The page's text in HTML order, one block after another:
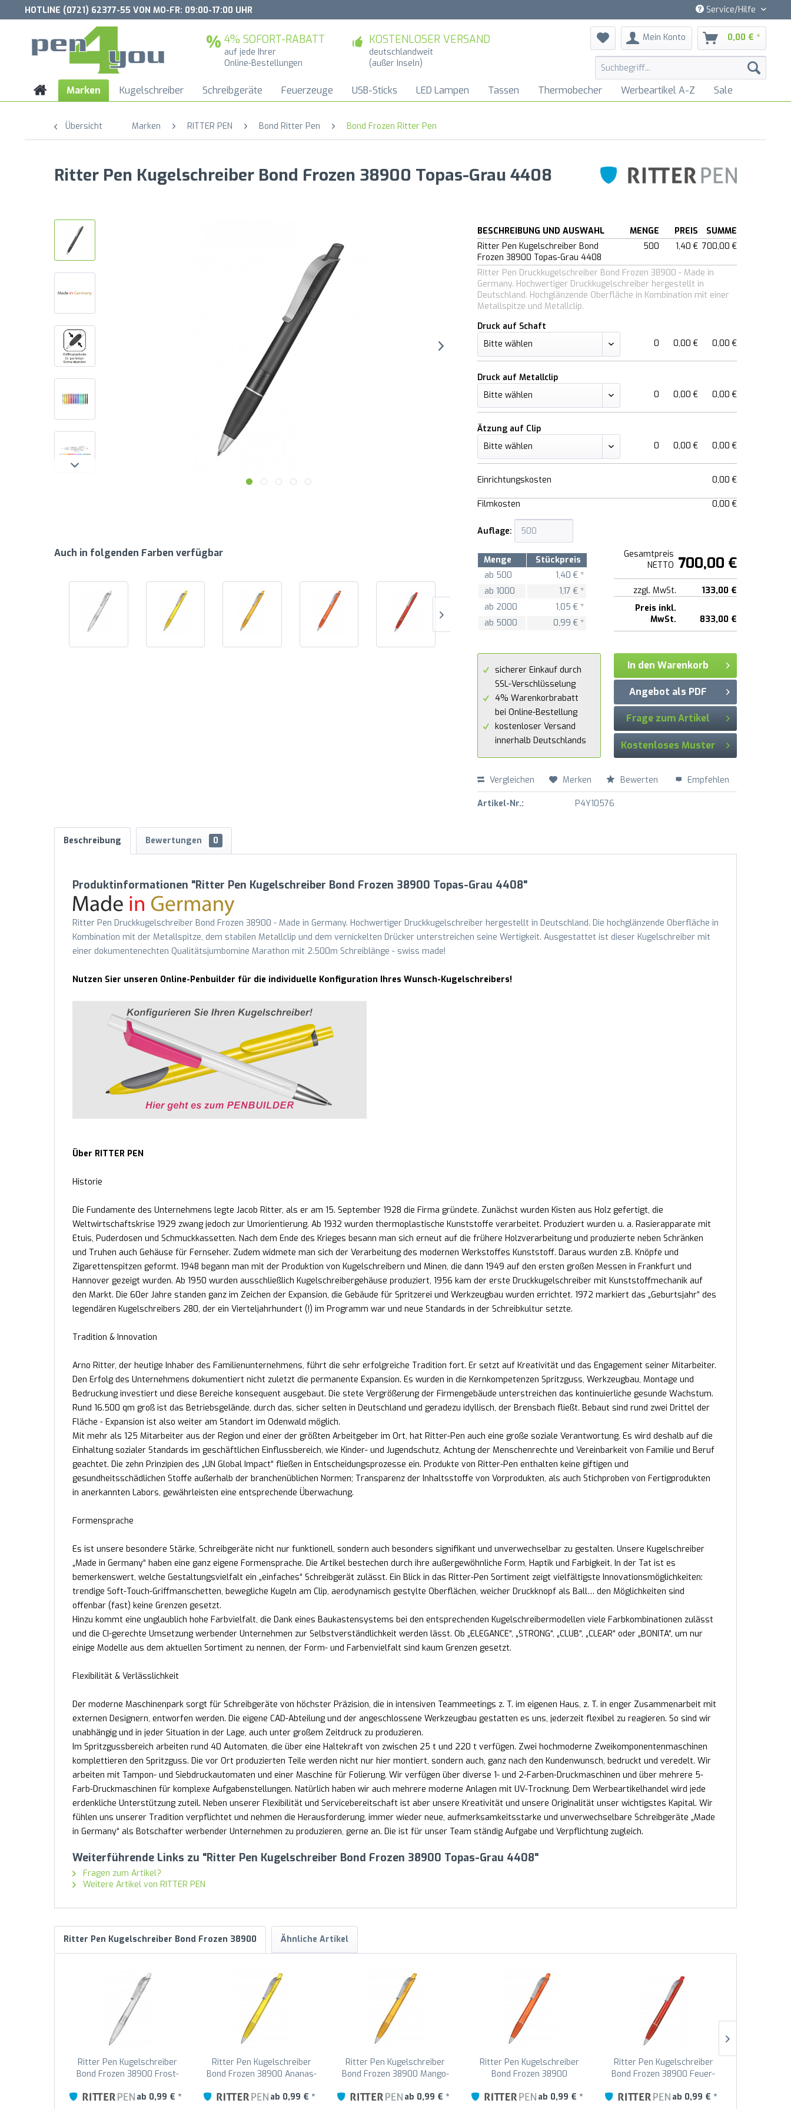
HOTLINE (0721) 62377-55 VON MO-FR: 09:00-17:00 UHR Service/Hilfe
4% SOFORT-RABATT
auf jede Ihrer
Online-Bestellungen
KOSTENLOSER VERSAND
deutschlandweit
(außer Inseln)
Mein Konto 0,00 € *
Marken Kugelschreiber Schreibgeräte Feuerzeuge USB-Sticks LED Lampen Tassen Thermobecher Werbeartikel A-Z Sale
Übersicht Marken RITTER PEN Bond Ritter Pen Bond Frozen Ritter Pen
Ritter Pen Kugelschreiber Bond Frozen 38900 Topas-Grau 4408
Auch in folgenden Farben verfügbar
BESCHREIBUNG UND AUSWAHL MENGE PREIS
SUMME
Ritter Pen Kugelschreiber Bond
Frozen 38900 Topas-Grau 4408
500 1,40 € 700,00 €
Ritter Pen Druckkugelschreiber Bond Frozen 38900 - Made in
Germany. Hochwertiger Druckkugelschreiber hergestellt in
Deutschland. Hochglänzende Oberfläche in Kombination mit einer
Metallspitze und Metallclip.
Druck auf Schaft
0
0,00 € 0,00 €
Druck auf Metallclip
0
0,00 € 0,00 €
Ätzung auf Clip
0
0,00 € 0,00 €
Einrichtungskosten 0,00 €
Filmkosten 0,00 €
Auflage:
Menge
Stückpreis
ab 500
1,40 € *
ab1000
1,17 € *
ab 2000
1,05 € *
ab 5000 0,99 € *
Gesamtpreis
NETTO 700,00 €
zzgl. MwSt.
133,00 €
Preis inkl.
MwSt.
833,00 €
sicherer Einkauf durch
SSL-Verschlüsselung
4% Warenkorbrabatt
bei Online-Bestellung
kostenloser Versand
innerhalb Deutschlands
In den Warenkorb
Angebot als PDF
Frage zum Artikel
Kostenloses Muster
Vergleichen Merken Bewerten Empfehlen
Artikel-Nr.: P4Y10576
Beschreibung Bewertungen 0
Produktinformationen "Ritter Pen Kugelschreiber Bond Frozen 38900 Topas-Grau 4408"
Ritter Pen Druckkugelschreiber Bond Frozen 38900 - Made in Germany. Hochwertiger Druckkugelschreiber hergestellt in Deutschland. Die hochglänzende Oberfläche in
Kombination mit der Metallspitze, dem stabilen Metallclip und dem vernickelten Drücker unterstreichen seine Wertigkeit. Ausgestattet ist dieser Kugelschreiber mit
einer dokumentenechten Qualitätsjumbomine Marathon mit 2.500m Schreiblänge - swiss made!
Nutzen Sier unseren Online-Penbuilder für die individuelle Konfiguration Ihres Wunsch-Kugelschreibers!
Über RITTER PEN
Historie
Die Fundamente des Unternehmens legte Jacob Ritter, als er am 15. September 1928 die Firma gründete. Zunächst wurden Kisten aus Holz gefertigt, die
Weltwirtschaftskrise 1929 zwang jedoch zur Umorientierung. Ab 1932 wurden thermoplastische Kunststoffe verarbeitet. Produziert wurden u. a. Rasierapparate mit
Etuis, Puderdosen und Schmuckkassetten. Nach dem Ende des Krieges besann man sich erneut auf die frühere Holzverarbeitung und produzierte neben Schränken
und Truhen auch Gehäuse für Fernseher. Zudem widmete man sich der Verarbeitung des modernen Werkstoffes Kunststoff. Daraus wurden z.B. Knöpfe und
Zigarettenspitzen geformt. 1948 begann man mit der Produktion von Kugelschreibern und Minen, die dann 1949 auf den ersten großen Messen in Frankfurt und
Hannover gezeigt wurden. Ab 1950 wurden ausschließlich Kugelschreibergehäuse produziert, 1956 kam der erste Druckkugelschreiber mit Kunststoffmechanik auf
den Markt. Die 60er Jahre standen ganz im Zeichen der Expansion, die Gebäude für Spritzerei und Werkzeugbau wurden errichtet. 1972 markiert das „Geburtsjahr“ des
legendären Kugelschreibers 280, der ein Vierteljahrhundert (!) im Programm war und neue Standards in der Schreibkultur setzte.
Tradition & Innovation
Arno Ritter, der heutige Inhaber des Familienunternehmens, führt die sehr erfolgreiche Tradition fort. Er setzt auf Kreativität und das Engagement seiner Mitarbeiter.
Den Erfolg des Unternehmens dokumentiert nicht zuletzt die permanente Expansion. Es wurden in die Kernkompetenzen Spritzguss, Werkzeugbau, Montage und
Bedruckung investiert und diese Bereiche konsequent ausgebaut. Die stete Vergrößerung der Firmengebäude unterstreichen das kontinuierliche gesunde Wachstum.
Rund 16.500 qm groß ist das Betriebsgelände, durch das, sicher selten in Deutschland und geradezu idyllisch, der Brensbach fließt. Bebaut sind rund zwei Drittel der
Fläche - Expansion ist also weiter am Standort im Odenwald möglich.
Mit mehr als 125 Mitarbeiter aus der Region und einer der größten Arbeitgeber im Ort, hat Ritter-Pen auch eine große soziale Verantwortung. Es wird deshalb auf die
Einhaltung sozialer Standards im geschäftlichen Einflussbereich, wie Kinder- und Jugendschutz, Achtung der Menschenrechte und Vereinbarkeit von Familie und Beruf
geachtet. Die zehn Prinzipien des „UN Global Impact“ fließen in Entscheidungsprozesse ein. Produkte von Ritter-Pen enthalten keine giftigen und
gesundheitsschädlichen Stoffe außerhalb der branchenüblichen Normen; Transparenz der Inhaltsstoffe von Vorprodukten, als auch Stichproben von Fertigprodukten
in anerkannten Labors, gewährleisten eine entsprechende Überwachung.
Formensprache
Es ist unsere besondere Stärke, Schreibgeräte nicht nur funktionell, sondern auch besonders signifikant und unverwechselbar zu gestalten. Unsere Kugelschreiber
„Made in Germany“ haben eine ganz eigene Formensprache. Die Artikel bestechen durch ihre außergewöhnliche Form, Haptik und Farbigkeit. In der Tat ist es
bemerkenswert, welche Gestaltungsvielfalt ein „einfaches“ Schreibgerät zulässt. Ein Blick in das Ritter-Pen Sortiment zeigt vielfältigste Innovationsmöglichkeiten:
trendige Soft-Touch-Griffmanschetten, bewegliche Kugeln am Clip, aerodynamisch gestylte Oberflächen, weicher Druckknopf als Ball… den Möglichkeiten sind
offenbar (fast) keine Grenzen gesetzt.
Hinzu kommt eine unglaublich hohe Farbvielfalt, die Dank eines Baukastensystems bei den entsprechenden Kugelschreibermodellen viele Farbkombinationen zulässt
und die CI-gerechte Umsetzung werbender Unternehmen zur Selbstverständlichkeit werden lässt. Ob „ELEGANCE“, „STRONG“, „CLUB“, „CLEAR“ oder „BONITA“, um nur
einige Modelle aus dem aktuellen Sortiment zu nennen, der Form- und Farbenvielfalt sind kaum Grenzen gesetzt.
Flexibilität & Verlässlichkeit
Der moderne Maschinenpark sorgt für Schreibgeräte von höchster Präzision, die in intensiven Teammeetings z. T. im eigenen Haus, z. T. in enger Zusammenarbeit mit
externen Designern, entworfen werden. Die eigene CAD-Abteilung und der angeschlossene Werkzeugbau gestatten es uns, jederzeit flexibel zu reagieren. So sind wir
unabhängig und in jeder Situation in der Lage, auch unter großem Zeitdruck zu produzieren.
Im Spritzgussbereich arbeiten rund 40 Automaten, die über eine Haltekraft von zwischen 25 t und 220 t verfügen. Zwei hochmoderne Zweikomponentenmaschinen
komplettieren den Spritzguss. Die vor Ort produzierten Teile werden nicht nur hier montiert, sondern auch, ganz nach den Kundenwunsch, bedruckt und veredelt. Wir
arbeiten mit Tampon- und Siebdruckautomaten und einer Maschine für Folierung. Wir verfügen über diverse 1- und 2-Farben-Druckmaschinen und über mehrere 5-
Farb-Druckmaschinen für komplexe Aufgabenstellungen. Natürlich haben wir auch mehrere moderne Anlagen mit UV-Trocknung. Dem Werbeartikelhandel wird jede
erdenkliche Unterstützung zuteil. Neben unserer Flexibilität und Servicebereitschaft ist aber unsere Kreativität und unsere Originalität unser wichtigstes Kapital. Wir
fühlen uns unserer Tradition verpflichtet und nehmen die Herausforderung, immer wieder neue, aufmerksamkeitsstarke und unverwechselbare Schreibgeräte „Made
in Germany“ als Botschafter werbender Unternehmen zu produzieren, gerne an. Die ist für unser Team ständig Aufgabe und Verpflichtung zugleich.
Weiterführende Links zu "Ritter Pen Kugelschreiber Bond Frozen 38900 Topas-Grau 4408"
Fragen zum Artikel?
Weitere Artikel von RITTER PEN
Ritter Pen Kugelschreiber Bond Frozen 38900 Ähnliche Artikel
Ritter Pen Kugelschreiber
Bond Frozen 38900 Frost-
ab 0,99 € *
Ritter Pen Kugelschreiber
Bond Frozen 38900 Ananas-
ab 0,99 € *
Ritter Pen Kugelschreiber
Bond Frozen 38900 Mango-
ab 0,99 € *
Ritter Pen Kugelschreiber
Bond Frozen 38900
ab 0,99 € *
Ritter Pen Kugelschreiber
Bond Frozen 38900 Feuer-
ab 0,99 € *